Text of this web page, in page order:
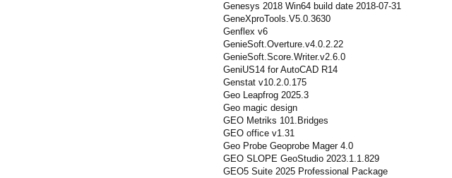
Genesys 2018 Win64 build date 2018-07-31
GeneXproTools.V5.0.3630
Genflex v6
GenieSoft.Overture.v4.0.2.22
GenieSoft.Score.Writer.v2.6.0
GeniUS14 for AutoCAD R14
Genstat v10.2.0.175
Geo Leapfrog 2025.3
Geo magic design
GEO Metriks 101.Bridges
GEO office v1.31
Geo Probe Geoprobe Mager 4.0
GEO SLOPE GeoStudio 2023.1.1.829
GEO5 Suite 2025 Professional Package